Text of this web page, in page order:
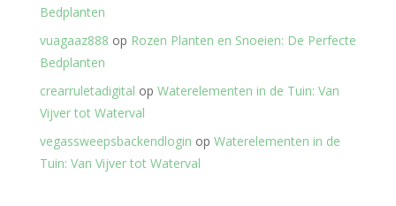
Bedplanten
vuagaaz888 op Rozen Planten en Snoeien: De Perfecte
Bedplanten
crearruletadigital op Waterelementen in de Tuin: Van
Vijver tot Waterval
vegassweepsbackendlogin op Waterelementen in de
Tuin: Van Vijver tot Waterval